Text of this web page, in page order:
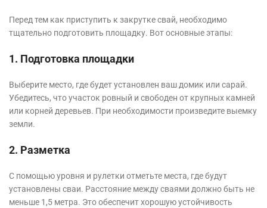
Перед тем как приступить к закрутке свай, необходимо
тщательно подготовить площадку. Вот основные этапы:
1. Подготовка площадки
Выберите место, где будет установлен ваш домик или сарай.
Убедитесь, что участок ровный и свободен от крупных камней
или корней деревьев. При необходимости произведите выемку
земли.
2. Разметка
С помощью уровня и рулетки отметьте места, где будут
установлены сваи. Расстояние между сваями должно быть не
меньше 1,5 метра. Это обеспечит хорошую устойчивость